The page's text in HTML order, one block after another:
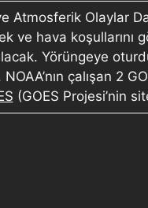
Atmosferik Olaylar
ve hava koşullarını
Yörüngeye
çalışan 2
(GOES Projesi’nin